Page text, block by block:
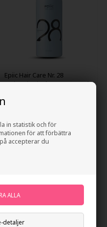
in statistik och för
för att förbättra
accepterar du
detaljer
Epiic Hair Care Nr. 28
Moisturize’it Shampoo 970ml
1.066,00